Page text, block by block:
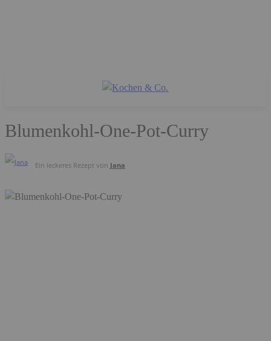
Blumenkohl-One-Pot-Curry
Ein leckeres Rezept von Jana